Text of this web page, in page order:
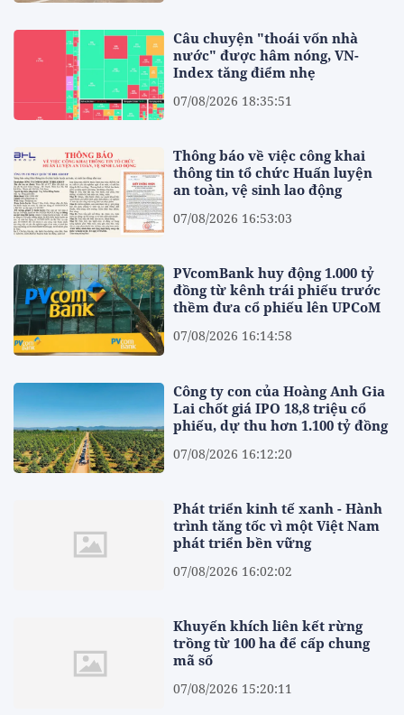
Câu chuyện "thoái vốn nhà
nước" được hâm nóng, VN-
Index tăng điểm nhẹ
07/08/2026 18:35:51
Thông báo về việc công khai
thông tin tổ chức Huấn luyện
an toàn, vệ sinh lao động
07/08/2026 16:53:03
PVcomBank huy động 1.000 tỷ
đồng từ kênh trái phiếu trước
thềm đưa cổ phiếu lên UPCoM
07/08/2026 16:14:58
Công ty con của Hoàng Anh Gia
Lai chốt giá IPO 18,8 triệu cổ
phiếu, dự thu hơn 1.100 tỷ đồng
07/08/2026 16:12:20
Phát triển kinh tế xanh - Hành
trình tăng tốc vì một Việt Nam
phát triển bền vững
07/08/2026 16:02:02
Khuyến khích liên kết rừng
trồng từ 100 ha để cấp chung
mã số
07/08/2026 15:20:11